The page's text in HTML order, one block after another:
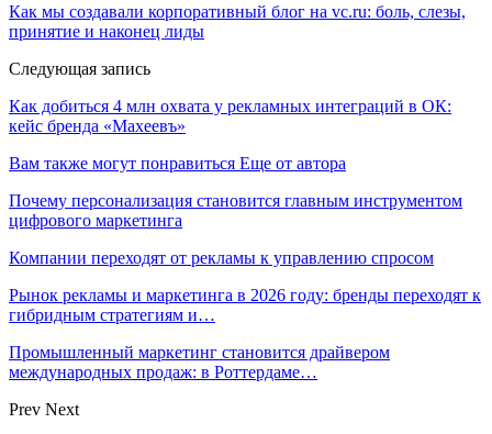
Как мы создавали корпоративный блог на vc.ru: боль, слезы,
принятие и наконец лиды
Следующая запись
Как добиться 4 млн охвата у рекламных интеграций в ОК:
кейс бренда «Махеевъ»
Вам также могут понравиться Еще от автора
Почему персонализация становится главным инструментом
цифрового маркетинга
Компании переходят от рекламы к управлению спросом
Рынок рекламы и маркетинга в 2026 году: бренды переходят к
гибридным стратегиям и…
Промышленный маркетинг становится драйвером
международных продаж: в Роттердаме…
Prev Next